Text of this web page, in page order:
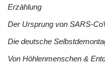
Erzählung
Der Ursprung von SARS-
Die deutsche
Von Höhlenmenschen &